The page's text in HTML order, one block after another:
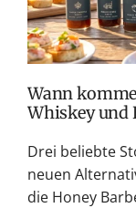
Wann
Whiskey und
Drei beliebte
neuen
die Honey